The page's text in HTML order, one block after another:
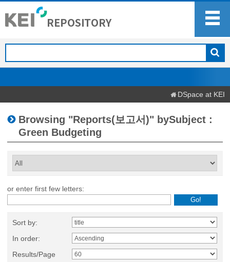
DSpace at KEI
Browsing "Reports(보고서)" bySubject :
Green Budgeting
or enter first few letters:
Sort by:
In order:
Results/Page